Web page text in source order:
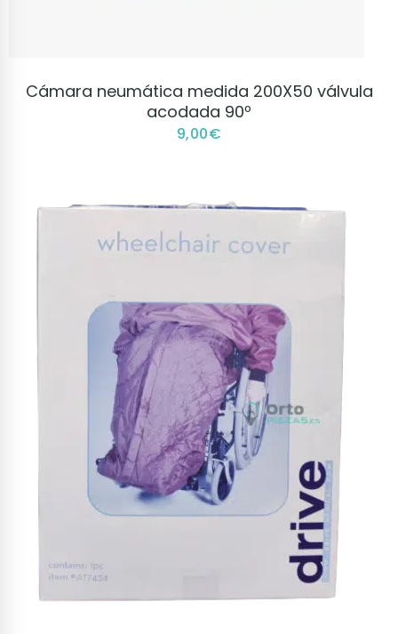
VER PRODUCTO
Cámara neumática medida 200X50 válvula
acodada 90º
9,00€